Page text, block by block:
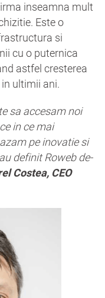
inseamna mult
Este o
si
cu o puternica
astfel cresterea
ultimii ani.
sa accesam noi
in ce mai
pe inovatie si
definit Roweb de-
Costea, CEO